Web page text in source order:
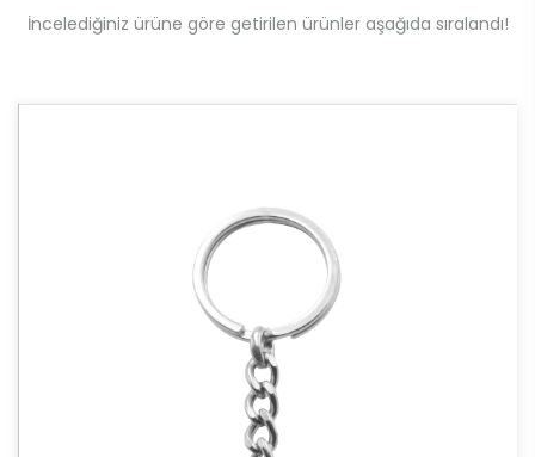
İncelediğiniz ürüne göre getirilen ürünler aşağıda sıralandı!